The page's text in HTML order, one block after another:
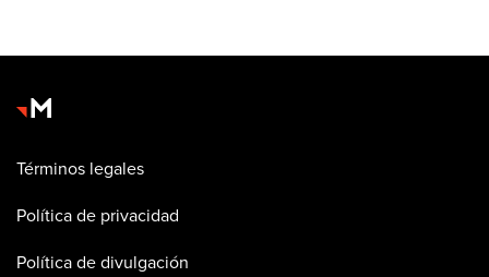
Términos legales
Política de privacidad
Política de divulgación